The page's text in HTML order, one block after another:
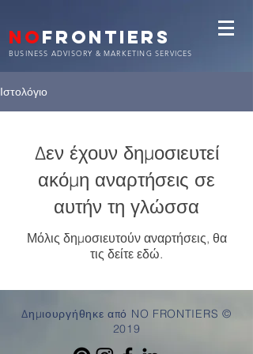
NOFRONTIERS
BUSINESS ADVISORY & MARKETING SERVICES
Ιστολόγιο
Δεν έχουν δημοσιευτεί
ακόμη αναρτήσεις σε
αυτήν τη γλώσσα
Μόλις δημοσιευτούν αναρτήσεις, θα
τις δείτε εδώ.
Δημιουργήθηκε από NO FRONTIERS ©
2019